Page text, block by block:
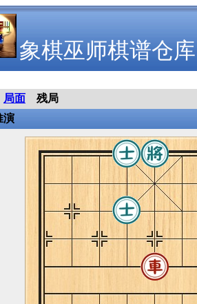
象棋巫师棋谱仓库
局面
残局
演